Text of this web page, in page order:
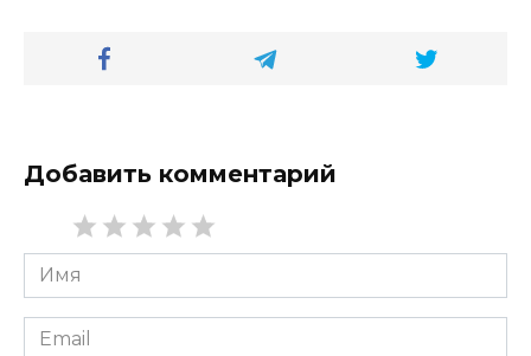
Добавить комментарий
Имя
*
Email